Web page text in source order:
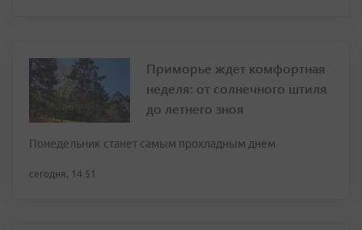
Приморье ждет комфортная
неделя: от солнечного штиля
до летнего зноя
Понедельник станет самым прохладным днем
сегодня, 14:51